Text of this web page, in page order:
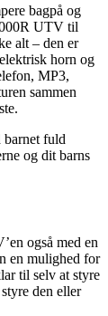
bagpå og
UTV til
alt – den er
horn og
MP3,
sammen
fuld
og dit barns
også med en
en mulighed for
til selv at styre
den eller